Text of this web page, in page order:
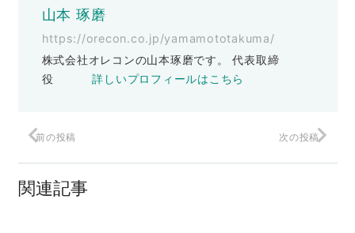
山本 琢磨
https://orecon.co.jp/yamamototakuma/
株式会社オレコンの山本琢磨です。 代表取締
役詳しいプロフィールはこちら
前の投稿 次の投稿
関連記事
オレコン社長への道（ブルース・リーみ